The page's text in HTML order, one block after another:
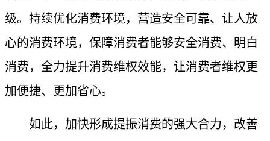
级。持续优化消费环境，营造安全可靠、让人放
心的消费环境，保障消费者能够安全消费、明白
消费，全力提升消费维权效能，让消费者维权更
加便捷、更加省心。
如此，加快形成提振消费的强大合力，改善